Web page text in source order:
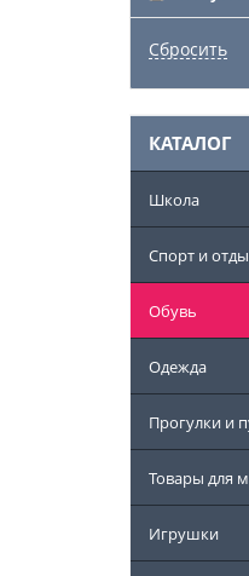
КАТАЛОГ
Школа
Спорт и
Обувь
Одежда
Прогулки и
Товары для
Игрушки